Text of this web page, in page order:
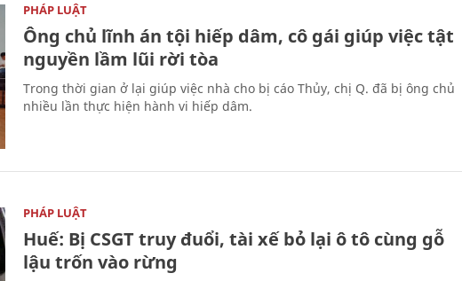
PHÁP LUẬT
Ông chủ lĩnh án tội hiếp dâm, cô gái giúp việc tật
nguyền lầm lũi rời tòa
Trong thời gian ở lại giúp việc nhà cho bị cáo Thủy, chị Q. đã bị ông chủ
nhiều lần thực hiện hành vi hiếp dâm.
PHÁP LUẬT
Huế: Bị CSGT truy đuổi, tài xế bỏ lại ô tô cùng gỗ
lậu trốn vào rừng